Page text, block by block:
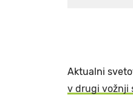
Aktualni
v drugi vožnji